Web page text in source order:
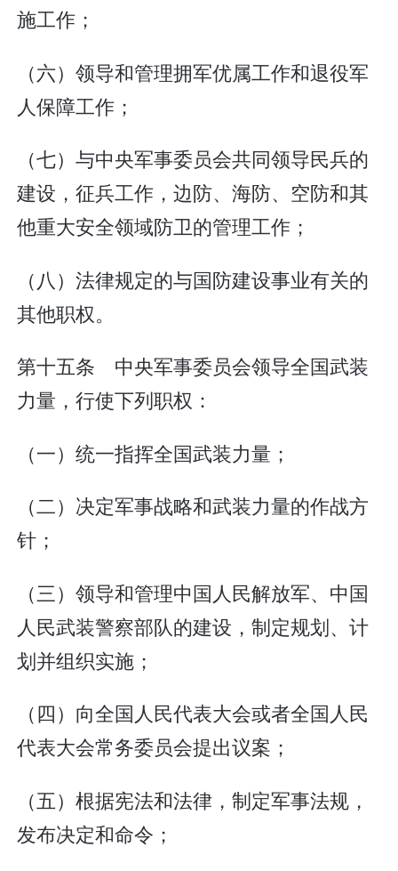
施工作；
（六）领导和管理拥军优属工作和退役军
人保障工作；
（七）与中央军事委员会共同领导民兵的
建设，征兵工作，边防、海防、空防和其
他重大安全领域防卫的管理工作；
（八）法律规定的与国防建设事业有关的
其他职权。
第十五条 中央军事委员会领导全国武装
力量，行使下列职权：
（一）统一指挥全国武装力量；
（二）决定军事战略和武装力量的作战方
针；
（三）领导和管理中国人民解放军、中国
人民武装警察部队的建设，制定规划、计
划并组织实施；
（四）向全国人民代表大会或者全国人民
代表大会常务委员会提出议案；
（五）根据宪法和法律，制定军事法规，
发布决定和命令；